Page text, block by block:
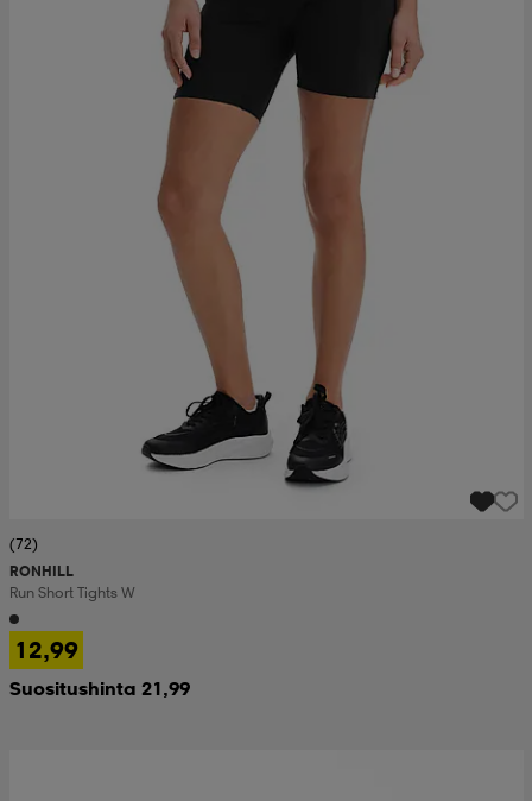
(72)
RONHILL
Run Short Tights W
12,99
Suositushinta 21,99